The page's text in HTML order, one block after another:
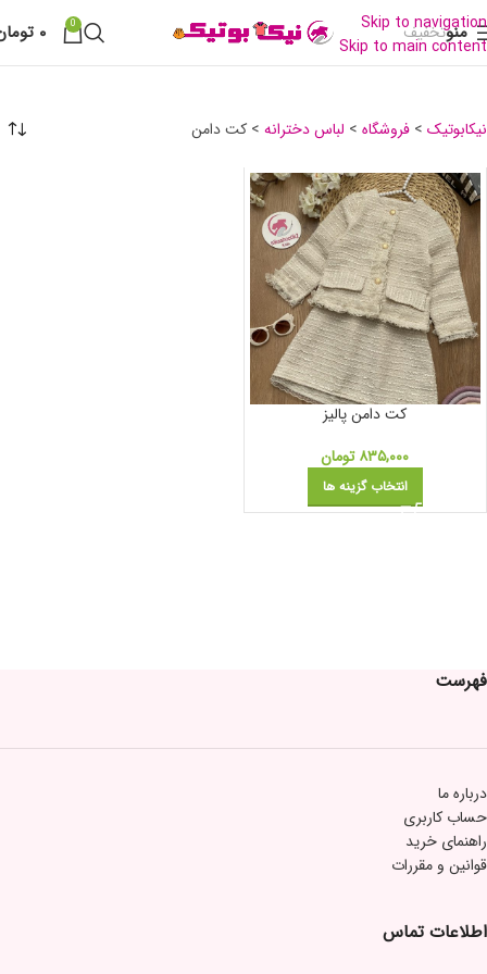
Skip to navigation
Skip to main content
منوتخفیف 0 ۰
نیکابوتیک > فروشگاه > لباس دخترانه > کت دامن
کت دامن پالیز
۸۳۵,۰۰۰ تومان
انتخاب گزینه ها
فهرست
درباره ما
حساب کاربری
راهنمای خرید
قوانین و مقررات
اطلاعات تماس